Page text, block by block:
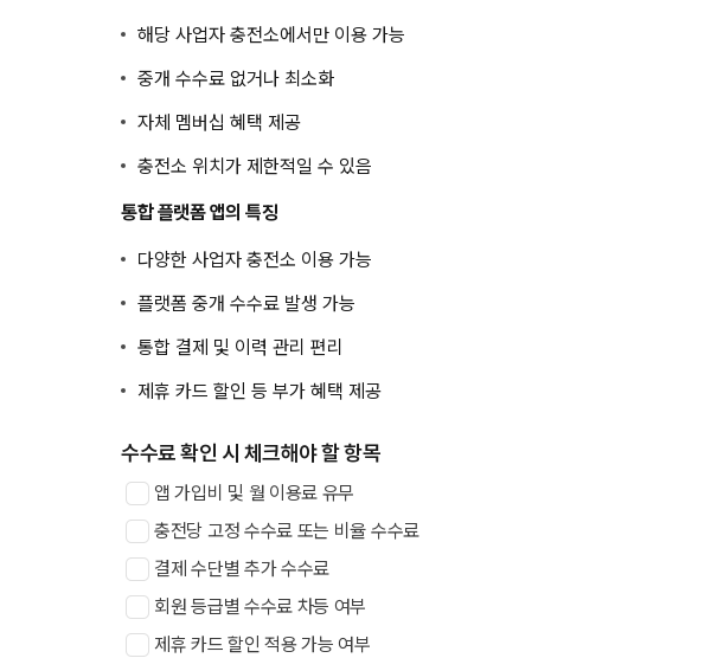
해당 사업자 충전소에서만 이용 가능
중개 수수료 없거나 최소화
자체 멤버십 혜택 제공
충전소 위치가 제한적일 수 있음
통합 플랫폼 앱의 특징
다양한 사업자 충전소 이용 가능
플랫폼 중개 수수료 발생 가능
통합 결제 및 이력 관리 편리
제휴 카드 할인 등 부가 혜택 제공
수수료 확인 시 체크해야 할 항목
앱 가입비 및 월 이용료 유무
충전당 고정 수수료 또는 비율 수수료
결제 수단별 추가 수수료
회원 등급별 수수료 차등 여부
제휴 카드 할인 적용 가능 여부